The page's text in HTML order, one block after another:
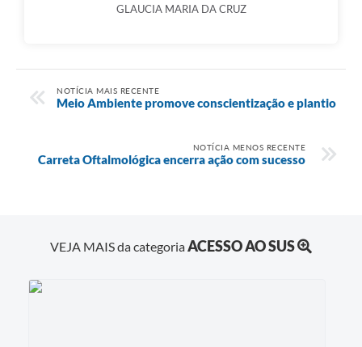
GLAUCIA MARIA DA CRUZ
NOTÍCIA MAIS RECENTE
Meio Ambiente promove conscientização e plantio
NOTÍCIA MENOS RECENTE
Carreta Oftalmológica encerra ação com sucesso
VEJA MAIS da categoriaACESSO AO SUS